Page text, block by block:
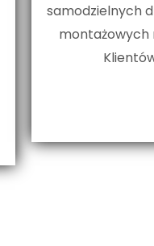
samodzielnych
montażowych